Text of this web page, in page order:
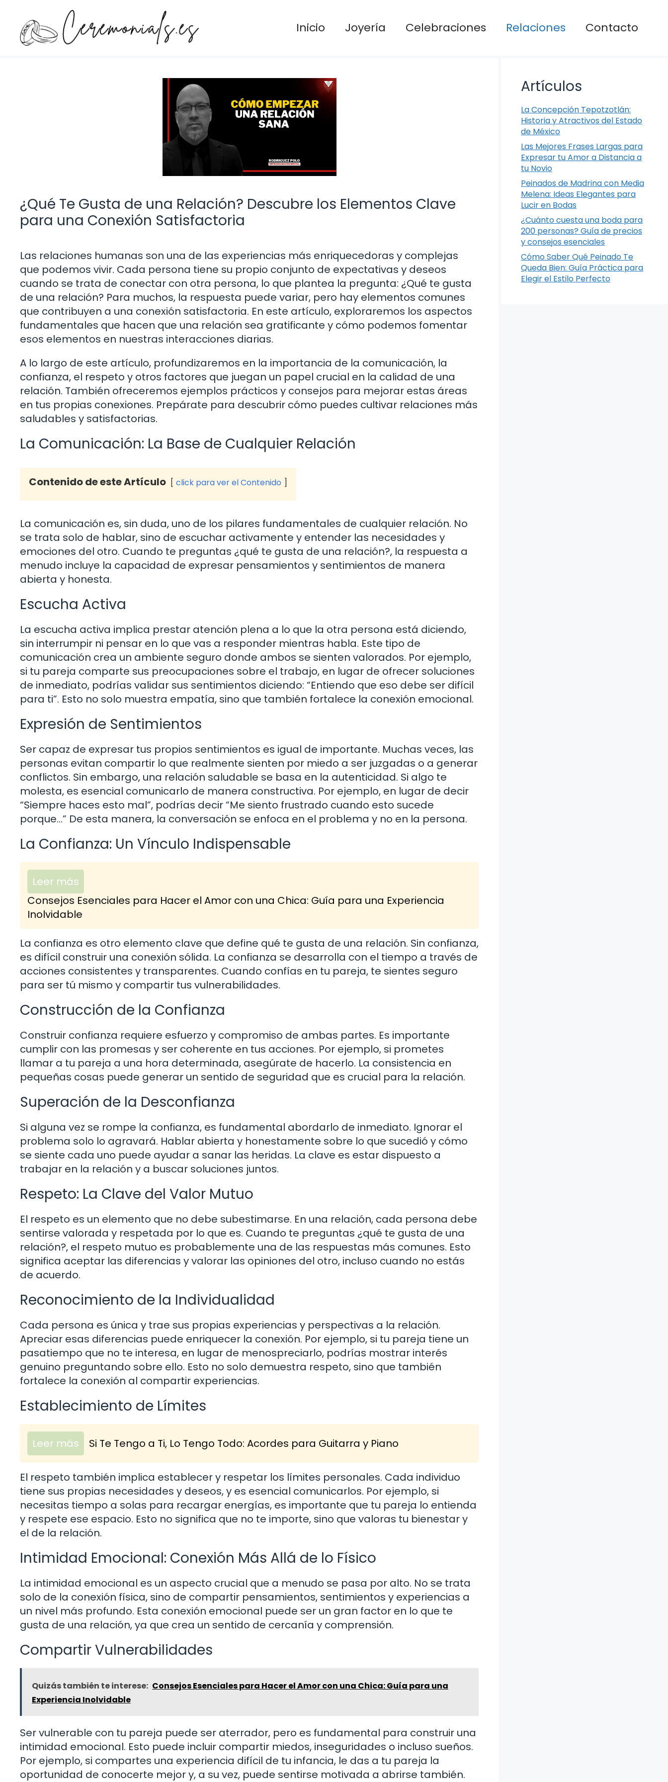
contenido
Inicio Joyería Celebraciones Relaciones Contacto
¿Qué Te Gusta de una Relación? Descubre los Elementos Clave
para una Conexión Satisfactoria
Las relaciones humanas son una de las experiencias más enriquecedoras y complejas
que podemos vivir. Cada persona tiene su propio conjunto de expectativas y deseos
cuando se trata de conectar con otra persona, lo que plantea la pregunta: ¿Qué te gusta
de una relación? Para muchos, la respuesta puede variar, pero hay elementos comunes
que contribuyen a una conexión satisfactoria. En este artículo, exploraremos los aspectos
fundamentales que hacen que una relación sea gratificante y cómo podemos fomentar
esos elementos en nuestras interacciones diarias.
A lo largo de este artículo, profundizaremos en la importancia de la comunicación, la
confianza, el respeto y otros factores que juegan un papel crucial en la calidad de una
relación. También ofreceremos ejemplos prácticos y consejos para mejorar estas áreas
en tus propias conexiones. Prepárate para descubrir cómo puedes cultivar relaciones más
saludables y satisfactorias.
La Comunicación: La Base de Cualquier Relación
Contenido de este Artículo click para ver el Contenido
La comunicación es, sin duda, uno de los pilares fundamentales de cualquier relación. No
se trata solo de hablar, sino de escuchar activamente y entender las necesidades y
emociones del otro. Cuando te preguntas ¿qué te gusta de una relación?, la respuesta a
menudo incluye la capacidad de expresar pensamientos y sentimientos de manera
abierta y honesta.
Escucha Activa
La escucha activa implica prestar atención plena a lo que la otra persona está diciendo,
sin interrumpir ni pensar en lo que vas a responder mientras habla. Este tipo de
comunicación crea un ambiente seguro donde ambos se sienten valorados. Por ejemplo,
si tu pareja comparte sus preocupaciones sobre el trabajo, en lugar de ofrecer soluciones
de inmediato, podrías validar sus sentimientos diciendo: “Entiendo que eso debe ser difícil
para ti”. Esto no solo muestra empatía, sino que también fortalece la conexión emocional.
Expresión de Sentimientos
Ser capaz de expresar tus propios sentimientos es igual de importante. Muchas veces, las
personas evitan compartir lo que realmente sienten por miedo a ser juzgadas o a generar
conflictos. Sin embargo, una relación saludable se basa en la autenticidad. Si algo te
molesta, es esencial comunicarlo de manera constructiva. Por ejemplo, en lugar de decir
“Siempre haces esto mal”, podrías decir “Me siento frustrado cuando esto sucede
porque…” De esta manera, la conversación se enfoca en el problema y no en la persona.
La Confianza: Un Vínculo Indispensable
Leer más
Consejos Esenciales para Hacer el Amor con una Chica: Guía para una Experiencia
Inolvidable
La confianza es otro elemento clave que define qué te gusta de una relación. Sin confianza,
es difícil construir una conexión sólida. La confianza se desarrolla con el tiempo a través de
acciones consistentes y transparentes. Cuando confías en tu pareja, te sientes seguro
para ser tú mismo y compartir tus vulnerabilidades.
Construcción de la Confianza
Construir confianza requiere esfuerzo y compromiso de ambas partes. Es importante
cumplir con las promesas y ser coherente en tus acciones. Por ejemplo, si prometes
llamar a tu pareja a una hora determinada, asegúrate de hacerlo. La consistencia en
pequeñas cosas puede generar un sentido de seguridad que es crucial para la relación.
Superación de la Desconfianza
Si alguna vez se rompe la confianza, es fundamental abordarlo de inmediato. Ignorar el
problema solo lo agravará. Hablar abierta y honestamente sobre lo que sucedió y cómo
se siente cada uno puede ayudar a sanar las heridas. La clave es estar dispuesto a
trabajar en la relación y a buscar soluciones juntos.
Respeto: La Clave del Valor Mutuo
El respeto es un elemento que no debe subestimarse. En una relación, cada persona debe
sentirse valorada y respetada por lo que es. Cuando te preguntas ¿qué te gusta de una
relación?, el respeto mutuo es probablemente una de las respuestas más comunes. Esto
significa aceptar las diferencias y valorar las opiniones del otro, incluso cuando no estás
de acuerdo.
Reconocimiento de la Individualidad
Cada persona es única y trae sus propias experiencias y perspectivas a la relación.
Apreciar esas diferencias puede enriquecer la conexión. Por ejemplo, si tu pareja tiene un
pasatiempo que no te interesa, en lugar de menospreciarlo, podrías mostrar interés
genuino preguntando sobre ello. Esto no solo demuestra respeto, sino que también
fortalece la conexión al compartir experiencias.
Establecimiento de Límites
Leer más Si Te Tengo a Ti, Lo Tengo Todo: Acordes para Guitarra y Piano
El respeto también implica establecer y respetar los límites personales. Cada individuo
tiene sus propias necesidades y deseos, y es esencial comunicarlos. Por ejemplo, si
necesitas tiempo a solas para recargar energías, es importante que tu pareja lo entienda
y respete ese espacio. Esto no significa que no te importe, sino que valoras tu bienestar y
el de la relación.
Intimidad Emocional: Conexión Más Allá de lo Físico
La intimidad emocional es un aspecto crucial que a menudo se pasa por alto. No se trata
solo de la conexión física, sino de compartir pensamientos, sentimientos y experiencias a
un nivel más profundo. Esta conexión emocional puede ser un gran factor en lo que te
gusta de una relación, ya que crea un sentido de cercanía y comprensión.
Compartir Vulnerabilidades
Quizás también te interese: Consejos Esenciales para Hacer el Amor con una Chica: Guía para una
Experiencia Inolvidable
Ser vulnerable con tu pareja puede ser aterrador, pero es fundamental para construir una
intimidad emocional. Esto puede incluir compartir miedos, inseguridades o incluso sueños.
Por ejemplo, si compartes una experiencia difícil de tu infancia, le das a tu pareja la
oportunidad de conocerte mejor y, a su vez, puede sentirse motivada a abrirse también.
Artículos
La Concepción Tepotzotlán:
Historia y Atractivos del Estado
de México
Las Mejores Frases Largas para
Expresar tu Amor a Distancia a
tu Novio
Peinados de Madrina con Media
Melena: Ideas Elegantes para
Lucir en Bodas
¿Cuánto cuesta una boda para
200 personas? Guía de precios
y consejos esenciales
Cómo Saber Qué Peinado Te
Queda Bien: Guía Práctica para
Elegir el Estilo Perfecto